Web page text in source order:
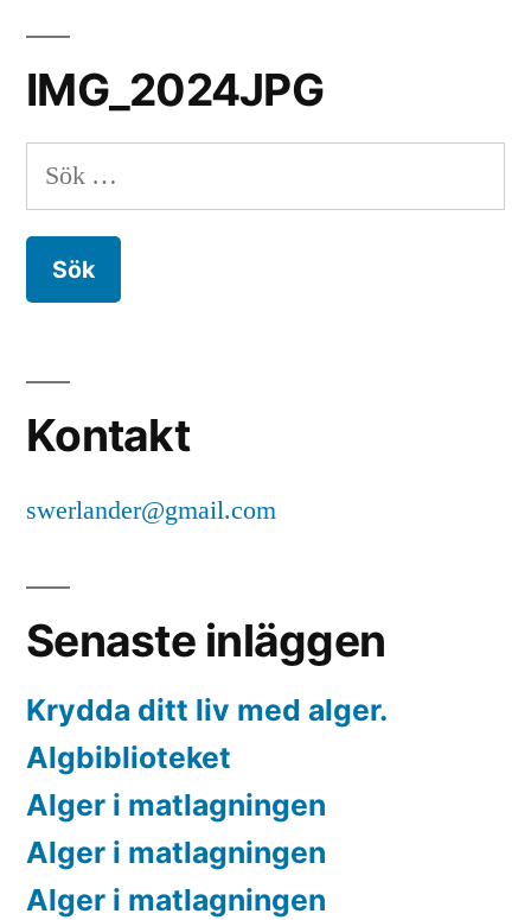
IMG_2024JPG
Sök
efter:
Kontakt
swerlander@gmail.com
Senaste inläggen
Krydda ditt liv med alger.
Algbiblioteket
Alger i matlagningen
Alger i matlagningen
Alger i matlagningen